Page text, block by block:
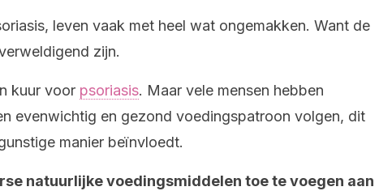
leven vaak met heel wat ongemakken. Want de
zijn.
kuur voor psoriasis. Maar vele mensen hebben
evenwichtig en gezond voedingspatroon volgen, dit
manier beïnvloedt.
natuurlijke voedingsmiddelen toe te voegen aan